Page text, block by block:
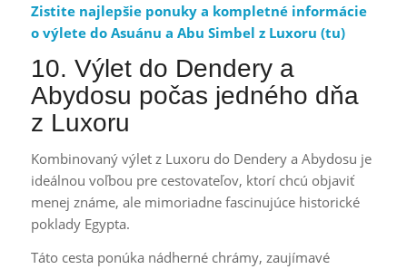
Zistite najlepšie ponuky a kompletné informácie
o výlete do Asuánu a Abu Simbel z Luxoru (tu)
10. Výlet do Dendery a
Abydosu počas jedného dňa
z Luxoru
Kombinovaný výlet z Luxoru do Dendery a Abydosu je
ideálnou voľbou pre cestovateľov, ktorí chcú objaviť
menej známe, ale mimoriadne fascinujúce historické
poklady Egypta.
Táto cesta ponúka nádherné chrámy, zaujímavé